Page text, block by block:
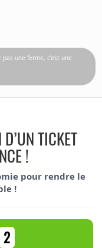
une ferme, c’est une
TICKET
!
pour rendre le
!
2